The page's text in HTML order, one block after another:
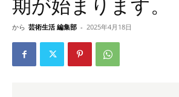
期が始まります。
から 芸術生活 編集部 - 2025年4月18日